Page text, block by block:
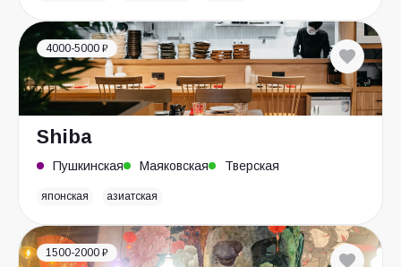
4000-5000 ₽
Shiba
Пушкинская Маяковская Тверская
японская азиатская
1500-2000 ₽